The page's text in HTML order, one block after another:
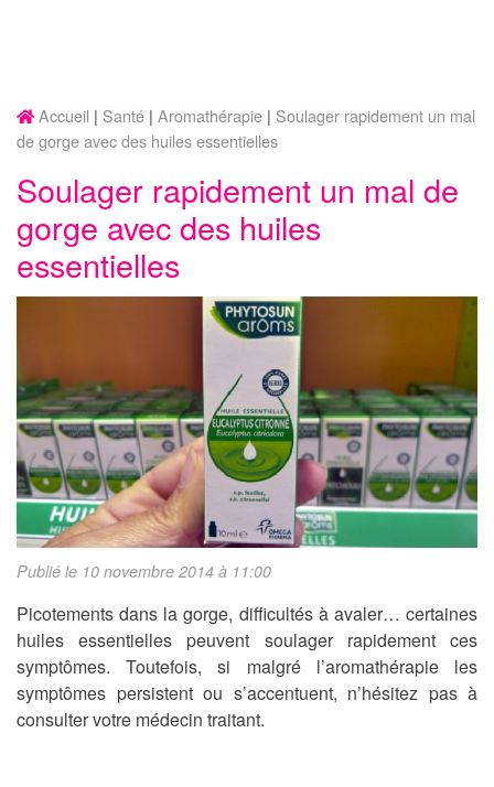
Accueil Santé Aromathérapie
Soulager rapidement un mal
de gorge avec des huiles essentielles
Soulager rapidement un mal de
gorge avec des huiles
essentielles
Publié le 10 novembre 2014 à 11:00
Picotements dans la gorge, difficultés à avaler… certaines
huiles essentielles peuvent soulager rapidement ces
symptômes. Toutefois, si malgré l’aromathérapie les
symptômes persistent ou s’accentuent, n’hésitez pas à
consulter votre médecin traitant.